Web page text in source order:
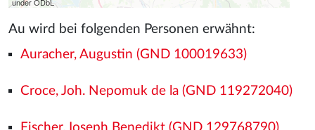
Au wird bei folgenden Personen erwähnt:
Auracher, Augustin (GND 100019633)
Croce, Joh. Nepomuk de la (GND 119272040)